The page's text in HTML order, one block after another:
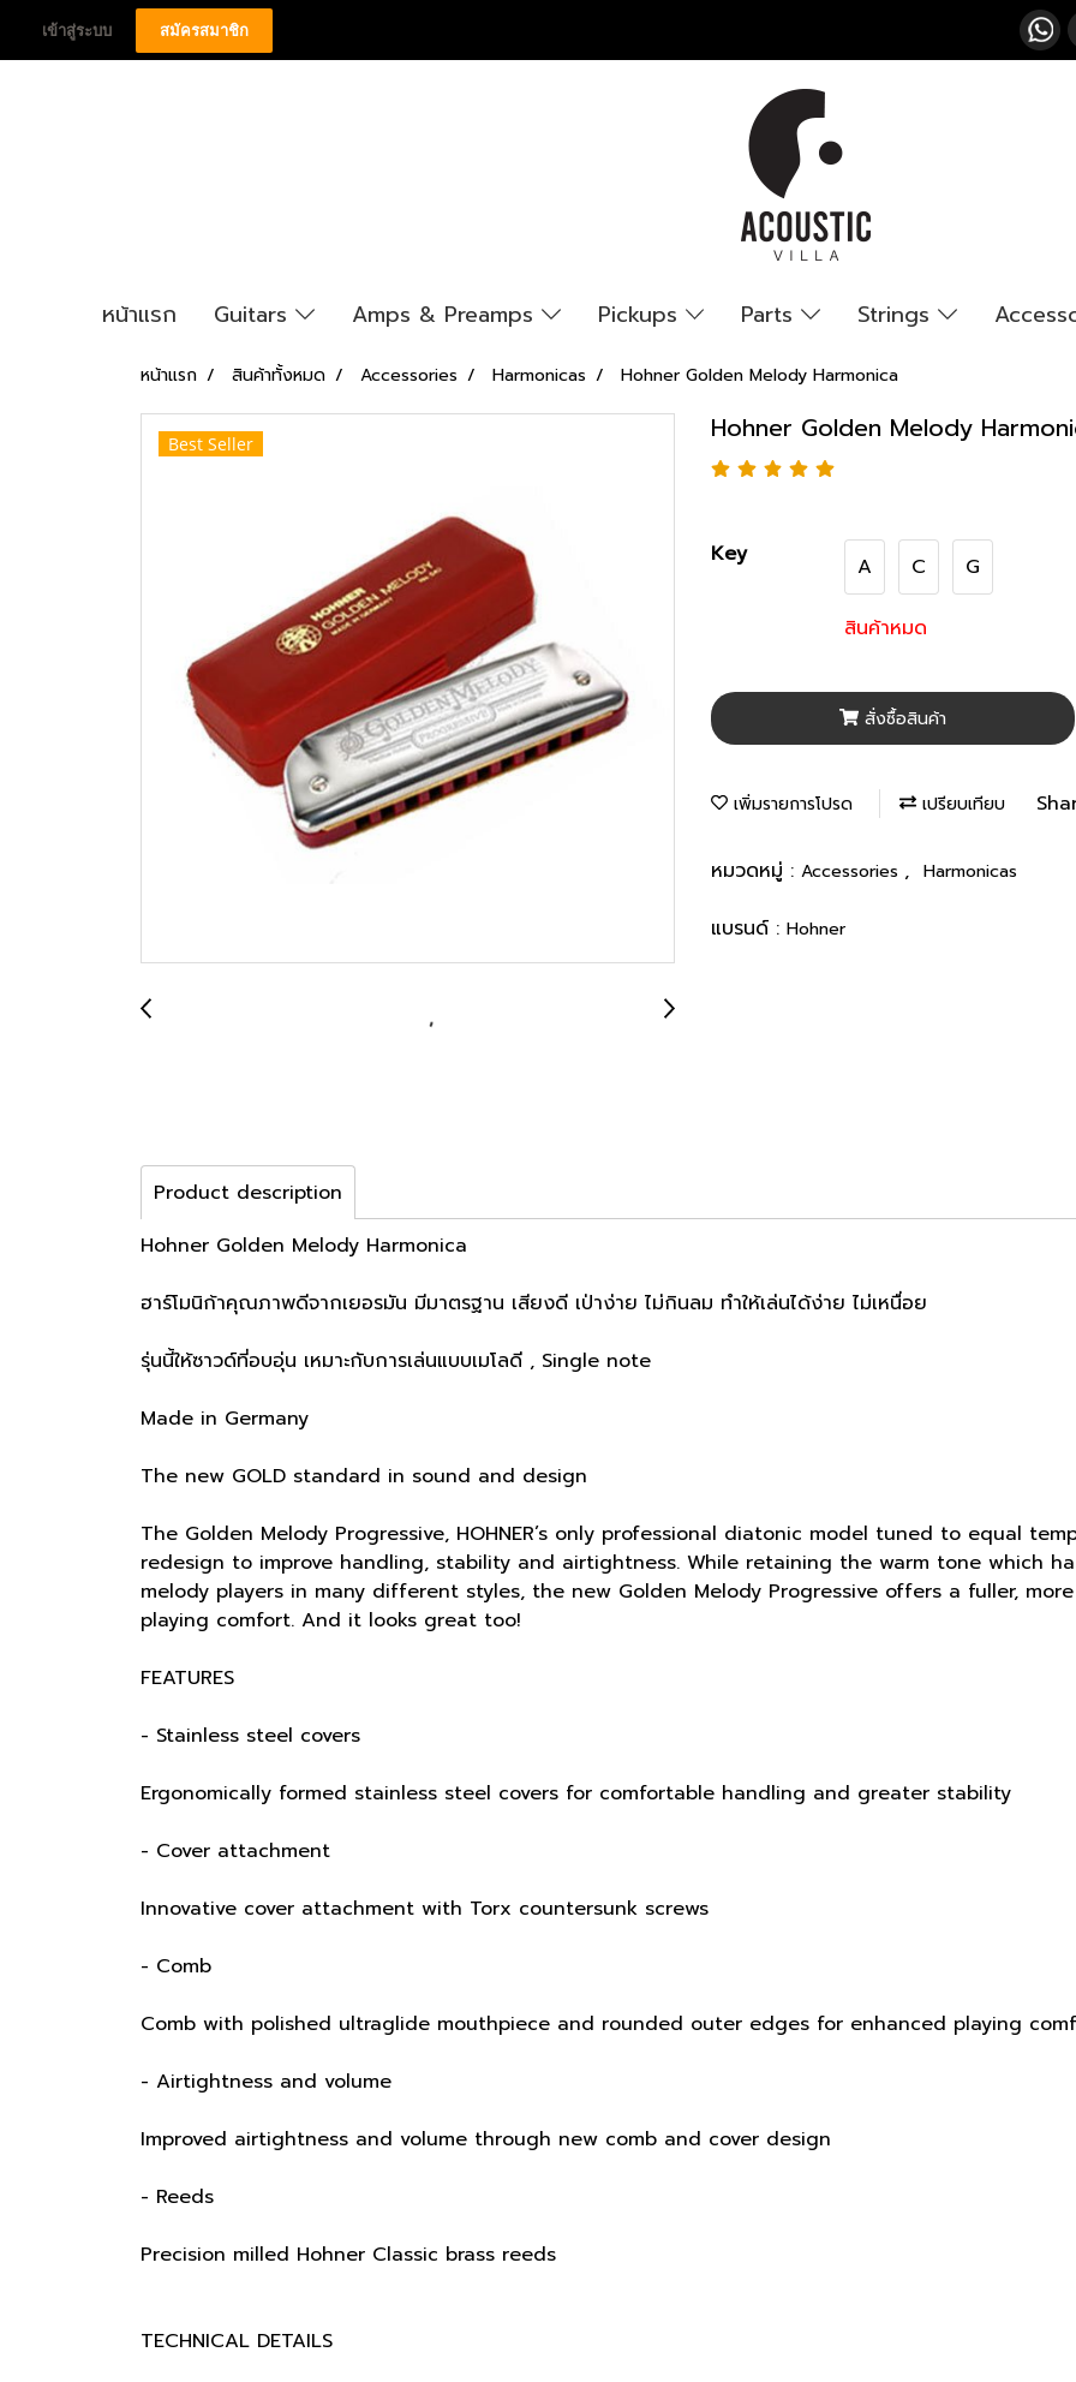
เข้าสู่ระบบ สมัครสมาชิก
หน้าแรก Guitars Amps & Preamps Pickups Parts Strings
หน้าแรก สินค้าทั้งหมด Accessories Harmonicas Hohner Golden Melody Harmonica
Best Seller Hohner Golden Melody
Key A C G
สินค้าหมด
สั่งซื้อสินค้า
เพิ่มรายการโปรด เปรียบเทียบ
หมวดหมู่ : Accessories , Harmonicas
แบรนด์ : Hohner
Product description
Hohner Golden Melody Harmonica
ฮาร์โมนิก้าคุณภาพดีจากเยอรมัน มีมาตรฐาน เสียงดี เป่าง่าย ไม่กินลม ทำให้เล่นได้ง่าย ไม่เหนื่อย
รุ่นนี้ให้ซาวด์ที่อบอุ่น เหมาะกับการเล่นแบบเมโลดี , Single note
Made in Germany
The new GOLD standard in sound and design
The Golden Melody Progressive, HOHNER’s only professional diatonic model tuned to equal
redesign to improve handling, stability and airtightness. While retaining the warm tone which
melody players in many different styles, the new Golden Melody Progressive offers a fuller,
playing comfort. And it looks great too!
FEATURES
- Stainless steel covers
Ergonomically formed stainless steel covers for comfortable handling and greater stability
- Cover attachment
Innovative cover attachment with Torx countersunk screws
- Comb
Comb with polished ultraglide mouthpiece and rounded outer edges for enhanced playing
- Airtightness and volume
Improved airtightness and volume through new comb and cover design
- Reeds
Precision milled Hohner Classic brass reeds
TECHNICAL DETAILS